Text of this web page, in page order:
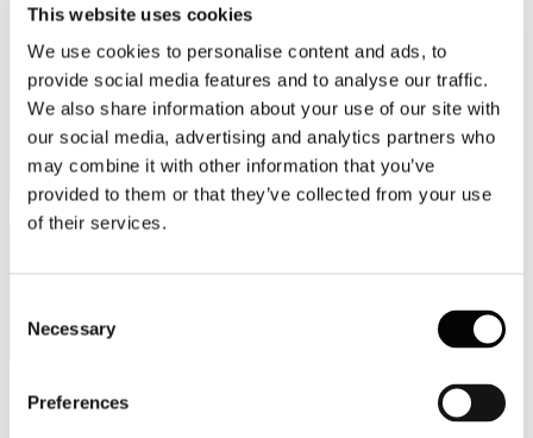
This website uses cookies
We use cookies to personalise content and ads, to
provide social media features and to analyse our traffic.
We also share information about your use of our site with
our social media, advertising and analytics partners who
may combine it with other information that you’ve
provided to them or that they’ve collected from your use
of their services.
Selection
Necessary
Preferences
Categorie merceologiche